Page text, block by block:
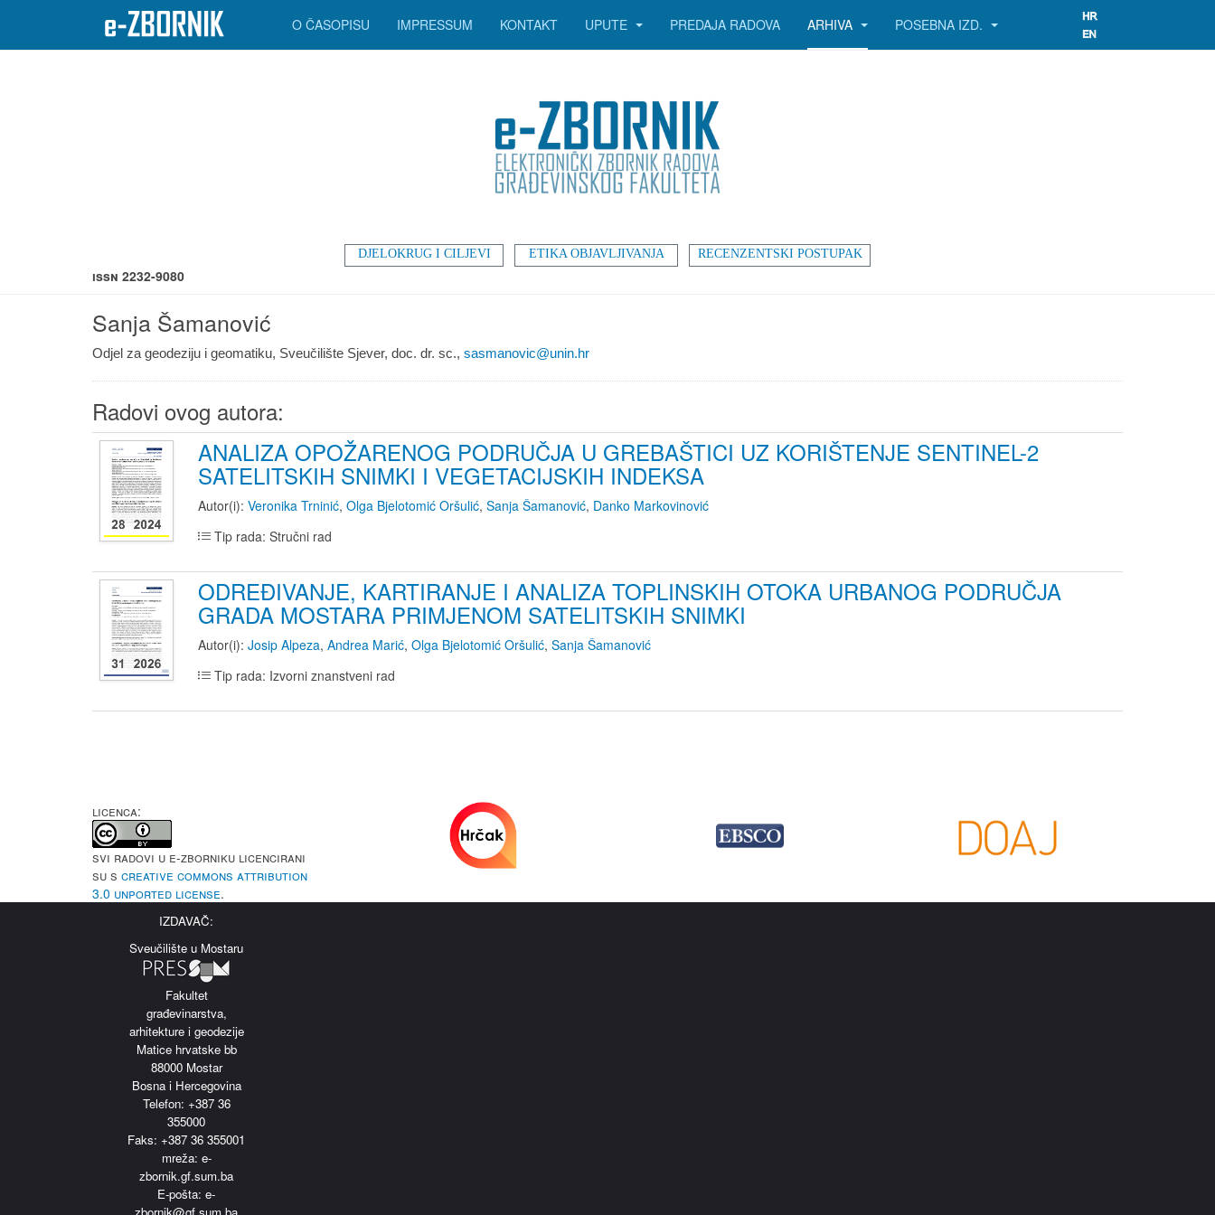
DJELOKRUG I CILJEVI ETIKA OBJAVLJIVANJA RECENZENTSKI POSTUPAK
O ČASOPISU IMPRESSUM KONTAKT UPUTE PREDAJA RADOVA ARHIVA POSEBNA IZD.
ISSN 2232-9080
Sanja Šamanović
Odjel za geodeziju i geomatiku, Sveučilište Sjever, doc. dr. sc., sasmanovic@unin.hr
Radovi ovog autora:
ANALIZA OPOŽARENOG PODRUČJA U GREBAŠTICI UZ KORIŠTENJE SENTINEL-2
SATELITSKIH SNIMKI I VEGETACIJSKIH INDEKSA
Autor(i): Veronika Trninić, Olga Bjelotomić Oršulić, Sanja Šamanović, Danko Markovinović
Tip rada: Stručni rad
ODREĐIVANJE, KARTIRANJE I ANALIZA TOPLINSKIH OTOKA URBANOG PODRUČJA
GRADA MOSTARA PRIMJENOM SATELITSKIH SNIMKI
Autor(i): Josip Alpeza, Andrea Marić, Olga Bjelotomić Oršulić, Sanja Šamanović
Tip rada: Izvorni znanstveni rad
LICENCA:
Svi radovi u e-Zborniku licencirani
su s Creative Commons Attribution
3.0 Unported License.
IZDAVAČ:
Sveučilište u Mostaru
Fakultet
građevinarstva,
arhitekture i geodezije
Matice hrvatske bb
88000 Mostar
Bosna i Hercegovina
Telefon: +387 36
355000
Faks: +387 36 355001
mreža: e-
zbornik.gf.sum.ba
E-pošta: e-